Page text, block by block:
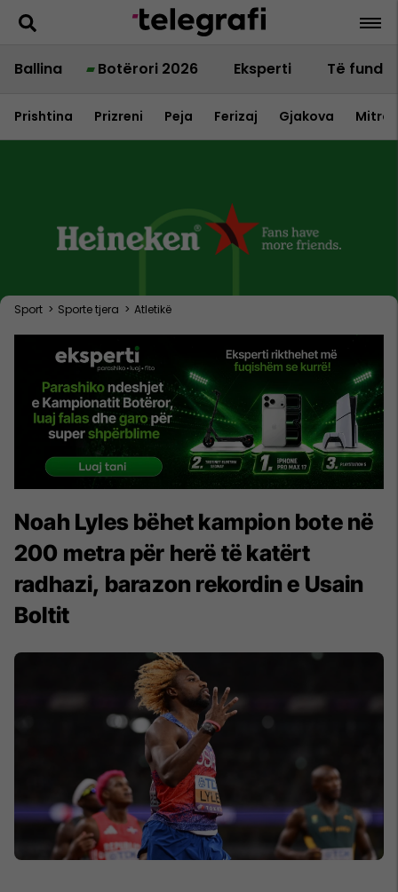
Ballina Botërori 2026 Eksperti Të fundit
Prishtina Prizreni Peja Ferizaj Gjakova
Sport > Sporte tjera > Atletikë
Noah Lyles bëhet kampion bote në
200 metra për herë të katërt
radhazi, barazon rekordin e Usain
Boltit